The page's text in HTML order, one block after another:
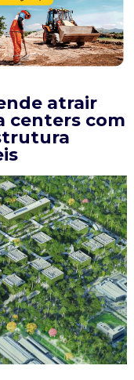
atrair
centers com